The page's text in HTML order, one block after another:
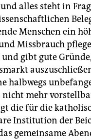
alles steht in
Menschen ein
Missbrauch
und gibt gute
halbwegs
nicht mehr
die für die
Institution der
gemeinsame